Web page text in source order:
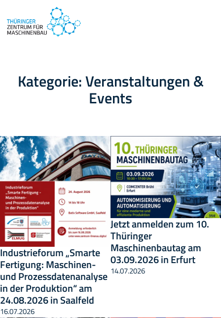
Kategorie:Veranstaltungen &
Events
Industrieforum „Smarte
Fertigung: Maschinen-
und Prozessdatenanalyse
in der Produktion“ am
24.08.2026 in Saalfeld
16.07.2026
Jetzt anmelden zum 10.
Thüringer
Maschinenbautag am
03.09.2026 in Erfurt
14.07.2026